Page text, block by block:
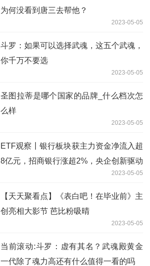
为何没看到唐三去帮他？
2023-05-05
斗罗：如果可以选择武魂，这五个武魂，
你千万不要选
2023-05-05
圣图拉蒂是哪个国家的品牌_什么档次怎
么样
2023-05-05
ETF观察丨银行板块获主力资金净流入超
8亿元，招商银行涨超2%，央企创新驱动
ETF（515900）盘中溢价|环球报资讯
2023-05-05
【天天聚看点】《表白吧！在毕业前》主
创亮相大影节 芭比粉吸晴
2023-05-05
当前滚动:斗罗：虚有其名？武魂殿黄金
一代除了魂力高还有什么值得一看的吗